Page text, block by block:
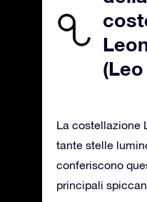
La costellazione
tante stelle
conferiscono
principali